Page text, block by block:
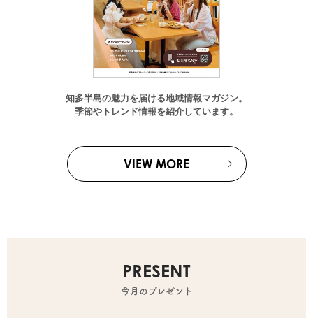
知多半島の魅力を届ける地域情報マガジン。
季節やトレンド情報を紹介しています。
VIEW MORE
PRESENT
今月のプレゼント